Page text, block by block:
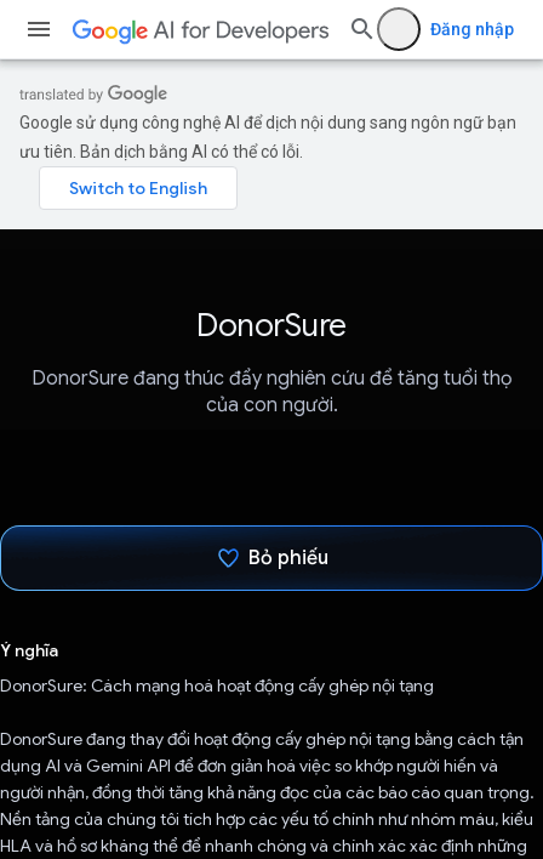
Đăng nhập
Google sử dụng công nghệ AI để dịch nội dung sang ngôn ngữ bạn
ưu tiên. Bản dịch bằng AI có thể có lỗi.
DonorSure
DonorSure đang thúc đẩy nghiên cứu để tăng tuổi thọ
của con người.
Bỏ phiếu
Ý nghĩa
DonorSure: Cách mạng hoá hoạt động cấy ghép nội tạng
DonorSure đang thay đổi hoạt động cấy ghép nội tạng bằng cách tận
dụng AI và Gemini API để đơn giản hoá việc so khớp người hiến và
người nhận, đồng thời tăng khả năng đọc của các báo cáo quan trọng.
Nền tảng của chúng tôi tích hợp các yếu tố chính như nhóm máu, kiểu
HLA và hồ sơ kháng thể để nhanh chóng và chính xác xác định những